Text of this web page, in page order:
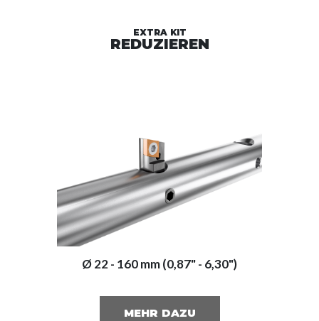
EXTRA KIT
REDUZIEREN
Ø 22 - 160 mm (0,87" - 6,30")
MEHR DAZU